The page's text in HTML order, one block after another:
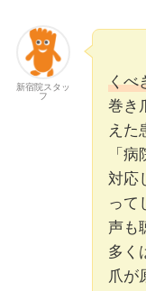
新宿院スタッ
フ
くべ
巻き
えた
「
対応
って
声も
多く
爪が